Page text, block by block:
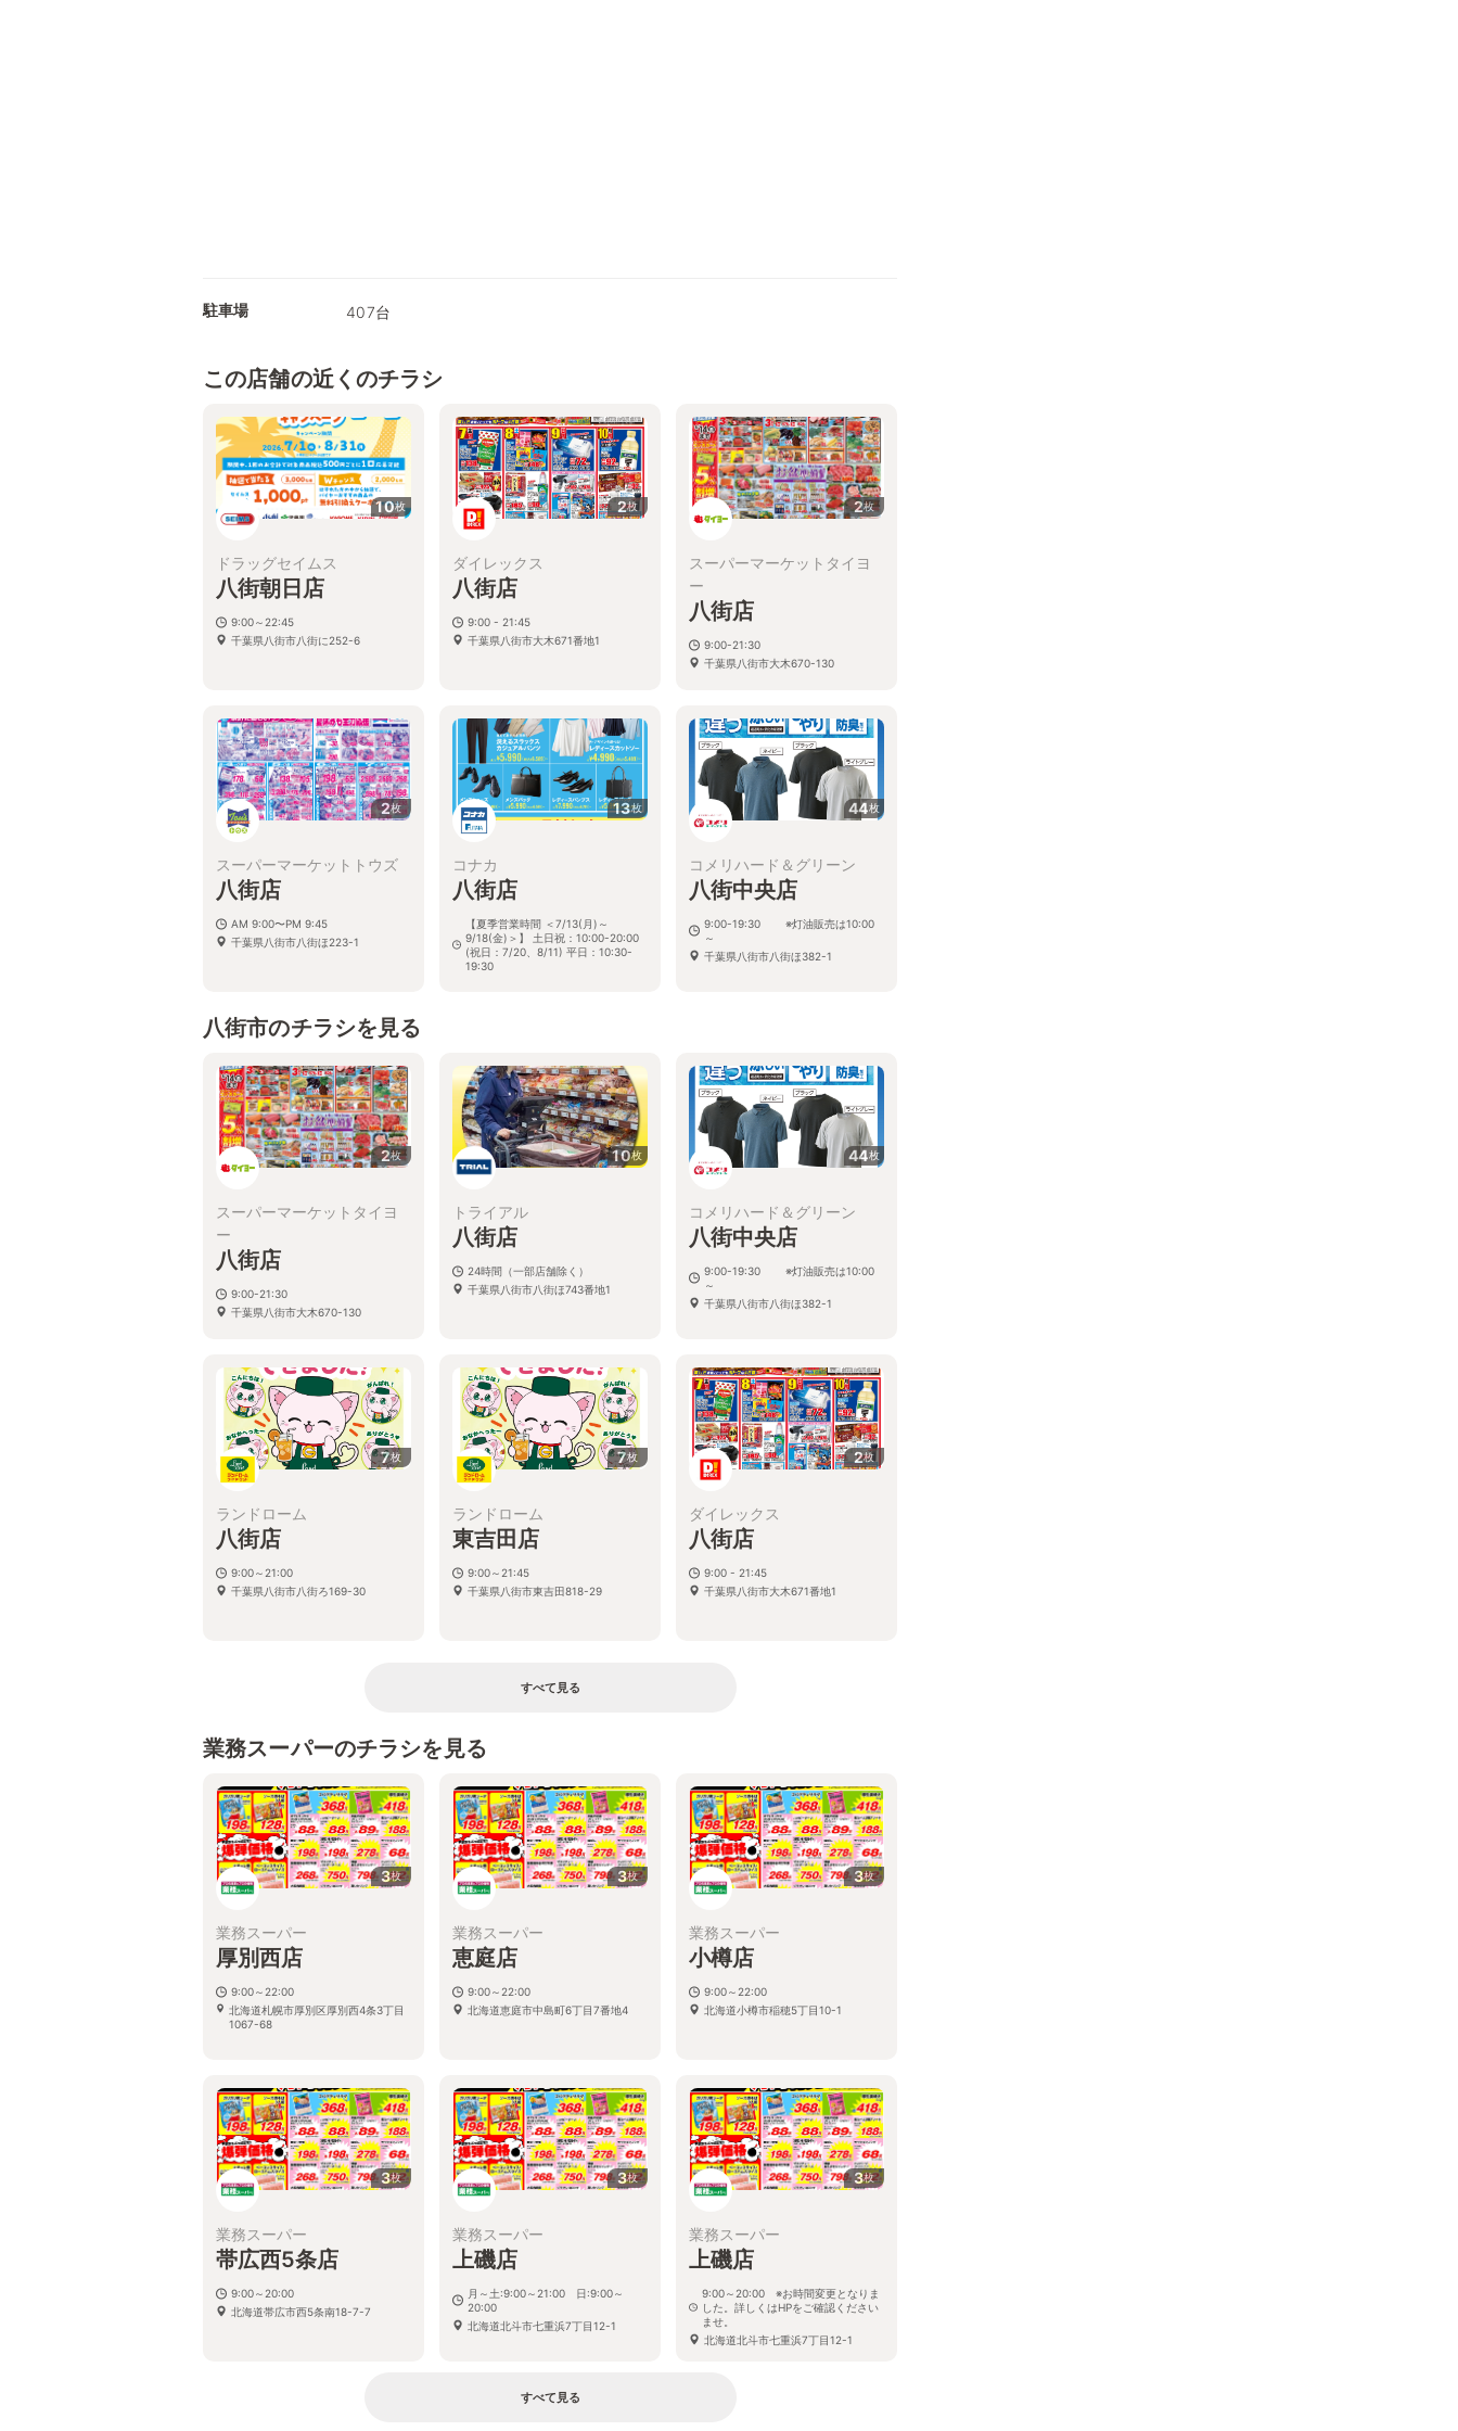
駐車場 407台
この店舗の近くのチラシ
10枚
ドラッグセイムス
八街朝日店
9:00～22:45
千葉県八街市八街に252-6
2枚
ダイレックス
八街店
9:00 - 21:45
千葉県八街市大木671番地1
2枚
スーパーマーケットタイヨ
ー
八街店
9:00-21:30
千葉県八街市大木670-130
2枚
スーパーマーケットトウズ
八街店
AM 9:00〜PM 9:45
千葉県八街市八街ほ223-1
13枚
コナカ
八街店
【夏季営業時間 ＜7/13(月)～
9/18(金)＞】 土日祝：10:00-20:00
(祝日：7/20、8/11) 平日：10:30-
19:30
44枚
コメリハード＆グリーン
八街中央店
9:00-19:30 ※灯油販売は10:00
～
千葉県八街市八街ほ382-1
八街市のチラシを見る
2枚
スーパーマーケットタイヨ
ー
八街店
9:00-21:30
千葉県八街市大木670-130
10枚
トライアル
八街店
24時間（一部店舗除く）
千葉県八街市八街ほ743番地1
44枚
コメリハード＆グリーン
八街中央店
9:00-19:30 ※灯油販売は10:00
～
千葉県八街市八街ほ382-1
7枚
ランドローム
八街店
9:00～21:00
千葉県八街市八街ろ169-30
7枚
ランドローム
東吉田店
9:00～21:45
千葉県八街市東吉田818-29
2枚
ダイレックス
八街店
9:00 - 21:45
千葉県八街市大木671番地1
すべて見る
業務スーパーのチラシを見る
3枚
業務スーパー
厚別西店
9:00～22:00
北海道札幌市厚別区厚別西4条3丁目
1067-68
3枚
業務スーパー
恵庭店
9:00～22:00
北海道恵庭市中島町6丁目7番地4
3枚
業務スーパー
小樽店
9:00～22:00
北海道小樽市稲穂5丁目10-1
3枚
業務スーパー
帯広西5条店
9:00～20:00
北海道帯広市西5条南18-7-7
3枚
業務スーパー
上磯店
月～土:9:00～21:00 日:9:00～
20:00
北海道北斗市七重浜7丁目12-1
3枚
業務スーパー
上磯店
9:00～20:00 ※お時間変更となりま
した。詳しくはHPをご確認ください
ませ。
北海道北斗市七重浜7丁目12-1
すべて見る